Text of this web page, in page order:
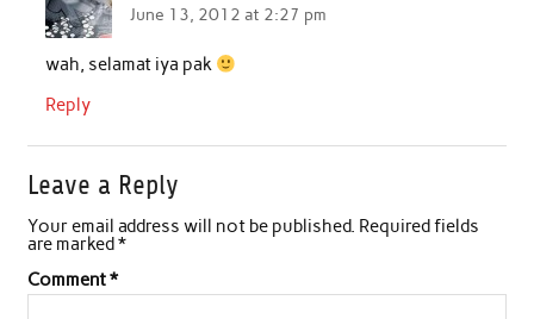
June 13, 2012 at 2:27 pm
wah, selamat iya pak
Reply
Leave a Reply
Your email address will not be published. Required fields
are marked*
Comment*